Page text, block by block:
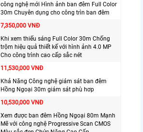
công nghệ mới Hình ảnh ban đêm Full Color
30m Chuyên dụng cho công trìn ban đêm
7,350,000 VNĐ
Khi xem thiếu sáng Full Color 30m Chống
trộm hiệu quả thiết kế với hình ảnh 4.0 MP
Cho công trình cao cấp sắc nét
11,530,000 VNĐ
Khả Năng Công nghệ giám sát ban đêm
Hồng Ngoại 30m giám sát phù hơp
10,530,000 VNĐ
Xem được ban đêm Hồng Ngoại 80m Mạnh
Mẽ với công nghệ Progressive Scan CMOS